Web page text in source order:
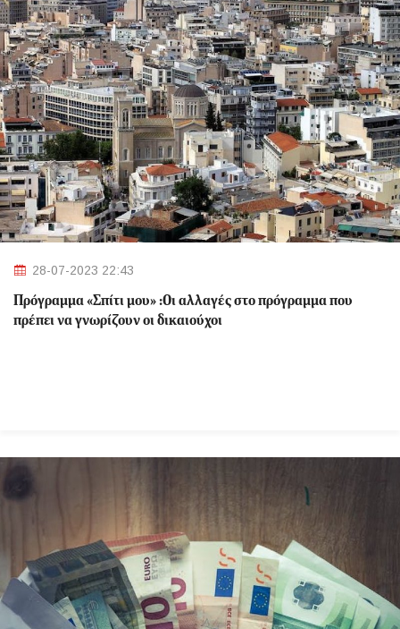
28-07-2023 22:43
Πρόγραμμα «Σπίτι μου» :Οι αλλαγές στο πρόγραμμα που
πρέπει να γνωρίζουν οι δικαιούχοι